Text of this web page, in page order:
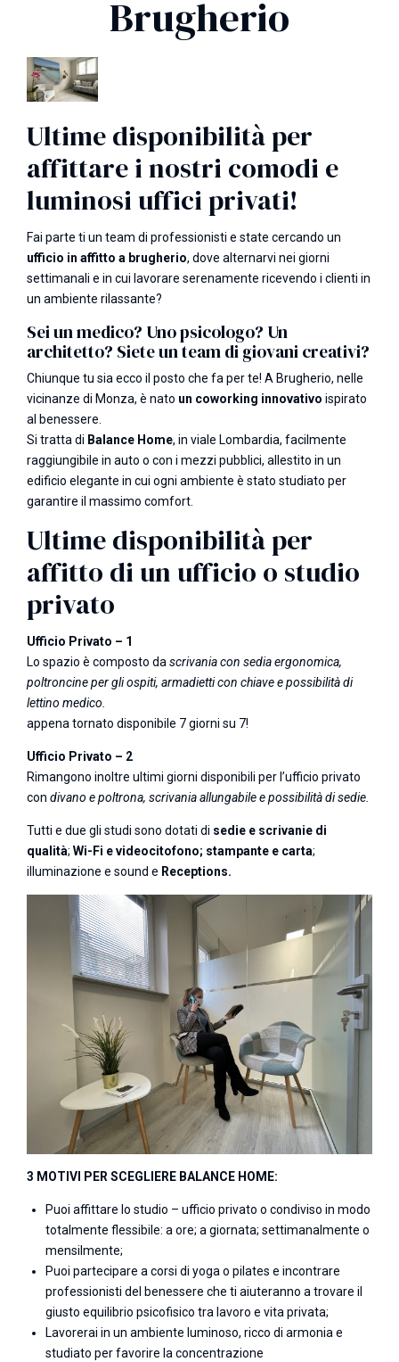
Brugherio
Ultime disponibilità per
affittare i nostri comodi e
luminosi uffici privati!
Fai parte ti un team di professionisti e state cercando un
ufficio in affitto a brugherio, dove alternarvi nei giorni
settimanali e in cui lavorare serenamente ricevendo i clienti in
un ambiente rilassante?
Sei un medico? Uno psicologo? Un
architetto? Siete un team di giovani creativi?
Chiunque tu sia ecco il posto che fa per te! A Brugherio, nelle
vicinanze di Monza, è nato un coworking innovativo ispirato
al benessere.
Si tratta di Balance Home, in viale Lombardia, facilmente
raggiungibile in auto o con i mezzi pubblici, allestito in un
edificio elegante in cui ogni ambiente è stato studiato per
garantire il massimo comfort.
Ultime disponibilità per
affitto di un ufficio o studio
privato
Ufficio Privato – 1
Lo spazio è composto da scrivania con sedia ergonomica,
poltroncine per gli ospiti, armadietti con chiave e possibilità di
lettino medico.
appena tornato disponibile 7 giorni su 7!
Ufficio Privato – 2
Rimangono inoltre ultimi giorni disponibili per l’ufficio privato
con divano e poltrona, scrivania allungabile e possibilità di sedie.
Tutti e due gli studi sono dotati di sedie e scrivanie di
qualità; Wi-Fi e videocitofono; stampante e carta;
illuminazione e sound e Receptions.
3 MOTIVI PER SCEGLIERE BALANCE HOME:
Puoi affittare lo studio – ufficio privato o condiviso in modo
totalmente flessibile: a ore; a giornata; settimanalmente o
mensilmente;
Puoi partecipare a corsi di yoga o pilates e incontrare
professionisti del benessere che ti aiuteranno a trovare il
giusto equilibrio psicofisico tra lavoro e vita privata;
Lavorerai in un ambiente luminoso, ricco di armonia e
studiato per favorire la concentrazione